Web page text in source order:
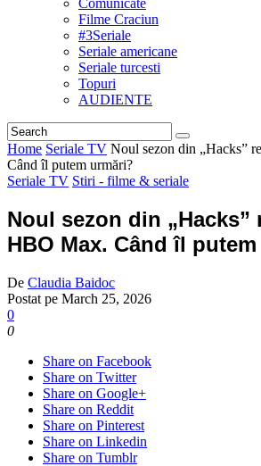
Filme Craciun
#3Seriale
Seriale americane
Seriale turcesti
Topuri
AUDIENTE
Home Seriale TV Noul sezon din „Hacks”
Când îl putem urmări?
Seriale TV Stiri - filme & seriale
Noul sezon din „Hacks”
HBO Max. Când îl
De Claudia Baidoc
Postat pe March 25, 2026
0
0
Share on Facebook
Share on Twitter
Share on Google+
Share on Reddit
Share on Pinterest
Share on Linkedin
Share on Tumblr